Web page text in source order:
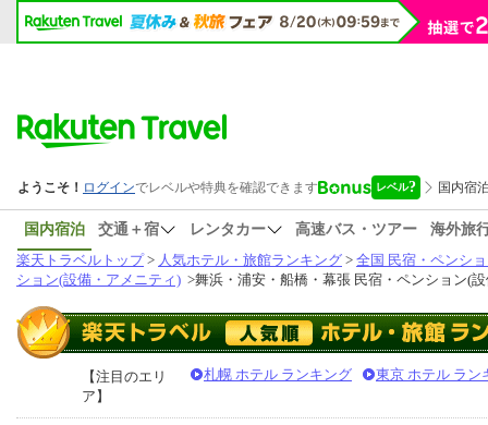
国内宿泊 交通＋宿 レンタカー 高速バス・ツアー
海外旅
楽天トラベルトップ> 人気ホテル・旅館ランキング > 全国 民宿・ペンシ
ション(設備・アメニティ) >舞浜・浦安・船橋・幕張 民宿・ペンション(
【注目のエリ
ア】
札幌 ホテル ランキング 東京 ホテル ラン